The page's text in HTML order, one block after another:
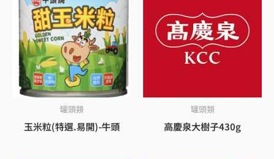
罐頭類
玉米粒(特選.易開)-牛頭
罐頭類
高慶泉大樹子430g